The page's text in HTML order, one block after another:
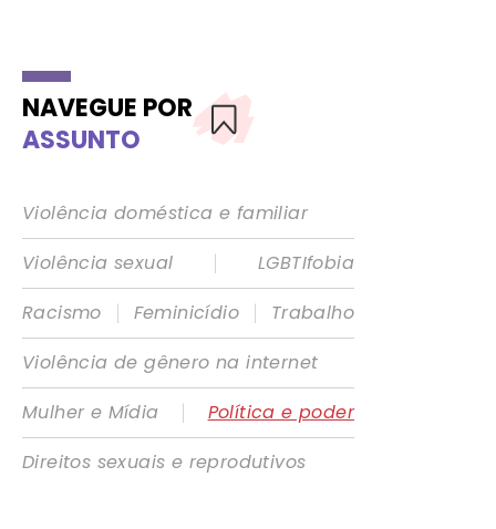
NAVEGUE POR
ASSUNTO
Violência doméstica e familiar
Violência sexual
|
LGBTIfobia
Racismo
| Feminicídio |
Trabalho
Violência de gênero na internet
Mulher e Mídia
|
Política e poder
Direitos sexuais e reprodutivos